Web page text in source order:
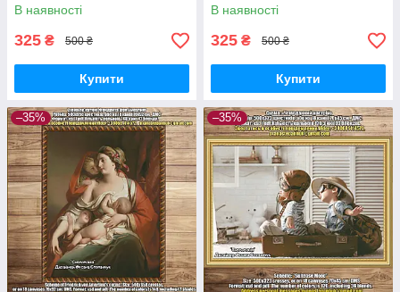
В наявності
325 ₴ 500 ₴
Купити
В наявності
325 ₴ 500 ₴
Купити
–35% –35%